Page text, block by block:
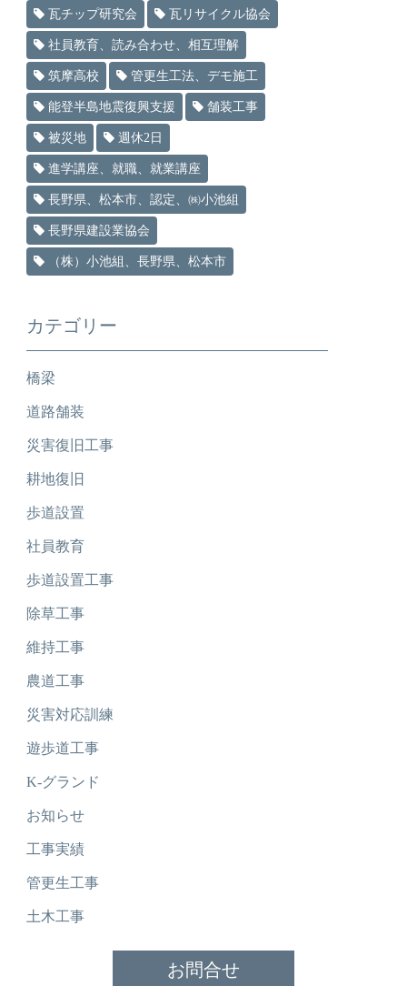
瓦チップ研究会 瓦リサイクル協会
社員教育、読み合わせ、相互理解
筑摩高校 管更生工法、デモ施工
能登半島地震復興支援 舗装工事
被災地 週休2日
進学講座、就職、就業講座
長野県、松本市、認定、㈱小池組
長野県建設業協会
（株）小池組、長野県、松本市
カテゴリー
橋梁
道路舗装
災害復旧工事
耕地復旧
歩道設置
社員教育
歩道設置工事
除草工事
維持工事
農道工事
災害対応訓練
遊歩道工事
K-グランド
お知らせ
工事実績
管更生工事
土木工事
お問合せ